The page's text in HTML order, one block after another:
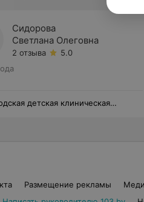
Сидорова
Светлана Олеговна
2 отзыва
5.0
детская клиническая
Размещение рекламы